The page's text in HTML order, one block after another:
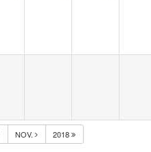
NOV. 2018